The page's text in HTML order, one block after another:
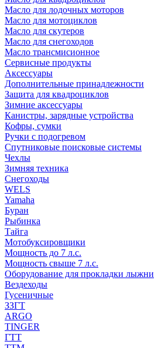
Масло для лодочных моторов
Масло для мотоциклов
Масло для скутеров
Масло для снегоходов
Масло трансмисионное
Сервисные продукты
Аксессуары
Дополнительные принадлежности
Защита для квадроциклов
Зимние аксессуары
Канистры, зарядные устройства
Кофры, сумки
Ручки с подогревом
Спутниковые поисковые системы
Чехлы
Зимняя техника
Снегоходы
WELS
Yamaha
Буран
Рыбинка
Тайга
Мотобуксировщики
Мощность до 7 л.с.
Мощность свыше 7 л.с.
Оборудование для прокладки лыжни
Вездеходы
Гусеничные
ЗЗГТ
ARGO
TINGER
ГТТ